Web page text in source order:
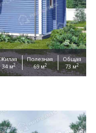
Жилая
34 м2
Полезная
69 м2
Общая
73 м2